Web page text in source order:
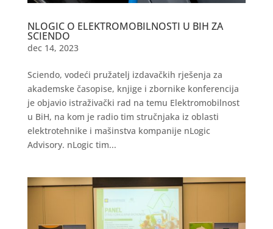
NLOGIC O ELEKTROMOBILNOSTI U BIH ZA
SCIENDO
dec 14, 2023
Sciendo, vodeći pružatelj izdavačkih rješenja za
akademske časopise, knjige i zbornike konferencija
je objavio istraživački rad na temu Elektromobilnost
u BiH, na kom je radio tim stručnjaka iz oblasti
elektrotehnike i mašinstva kompanije nLogic
Advisory. nLogic tim...